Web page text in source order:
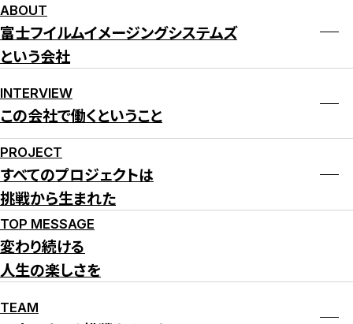
ABOUT
富士フイルムイメージングシステムズ
という会社
INTERVIEW
この会社で働くということ
PROJECT
すべてのプロジェクトは
挑戦から生まれた
TOP MESSAGE
変わり続ける
人生の楽しさを
TEAM